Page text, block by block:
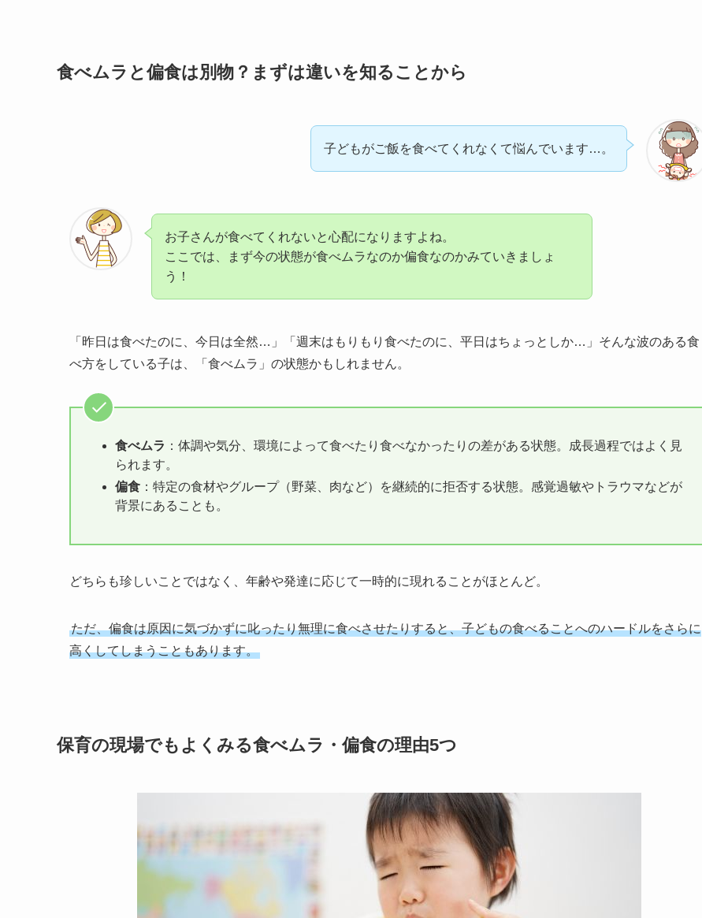
食べムラと偏食は別物？まずは違いを知ることから
子どもがご飯を食べてくれなくて悩んでいます…。
お子さんが食べてくれないと心配になりますよね。
ここでは、まず今の状態が食べムラなのか偏食なのかみていきましょ
う！
「昨日は食べたのに、今日は全然…」「週末はもりもり食べたのに、平日はちょっとしか…」そんな波のある食
べ方をしている子は、「食べムラ」の状態かもしれません。
食べムラ ：体調や気分、環境によって食べたり食べなかったりの差がある状態。成長過程ではよく見
られます。
偏食 ：特定の食材やグループ（野菜、肉など）を継続的に拒否する状態。感覚過敏やトラウマなどが
背景にあることも。
どちらも珍しいことではなく、年齢や発達に応じて一時的に現れることがほとんど。
ただ、偏食は原因に気づかずに叱ったり無理に食べさせたりすると、子どもの食べることへのハードルをさらに
高くしてしまうこともあります。
保育の現場でもよくみる食べムラ・偏食の理由5つ